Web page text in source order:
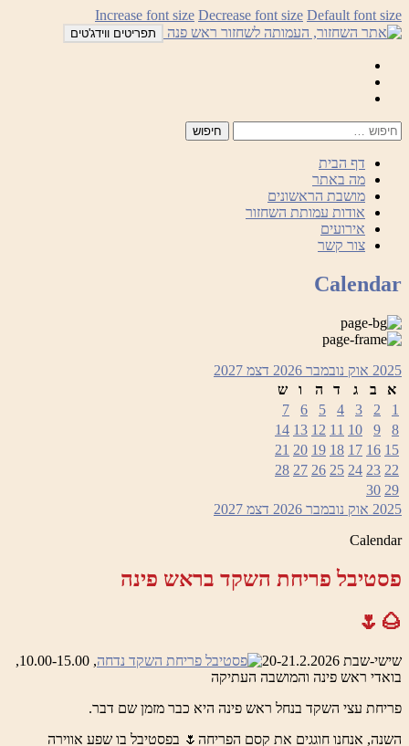
לדלג
לתוכן
Increase font size Decrease font size Default font size
תפריטים ווידג'טים
דף הבית
מה באתר
מושבת הראשונים
אודות עמותת השחזור
אירועים
צור קשר
Calendar
2025 אוק נובמבר 2026 דצמ 2027
א
ב ג ד ה ו
ש
1
2
3
4
5
6
7
8
9
10
11
12
13
14
15
16
17
18
19
20
21
22
23
24
25
26
27
28
29
30
2025 אוק נובמבר 2026 דצמ 2027
Calendar
פסטיבל פריחת השקד בראש פינה
🌰🌷
שישי-שבת 20-21.2.2026
, 10.00-15.00,
בואדי ראש פינה והמושבה העתיקה
פריחת עצי השקד בנחל ראש פינה היא כבר מזמן שם דבר.
השנה, אנחנו חוגגים את קסם הפריחה🌷 בפסטיבל בו שפע אווירה